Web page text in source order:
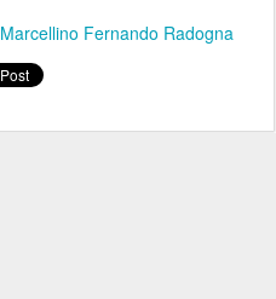
Marcellino Fernando Radogna